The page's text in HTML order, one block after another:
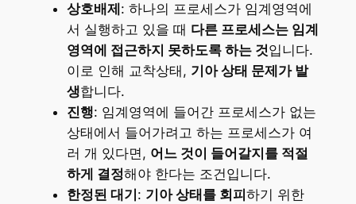
상호배제 : 하나의 프로세스가 임계영역에
서 실행하고 있을 때 다른 프로세스는 임계
영역에 접근하지 못하도록 하는 것입니다.
이로 인해 교착상태, 기아 상태 문제가 발
생합니다.
진행: 임계영역에 들어간 프로세스가 없는
상태에서 들어가려고 하는 프로세스가 여
러 개 있다면, 어느 것이 들어갈지를 적절
하게 결정해야 한다는 조건입니다.
한정된 대기 : 기아 상태를 회피 하기 위한